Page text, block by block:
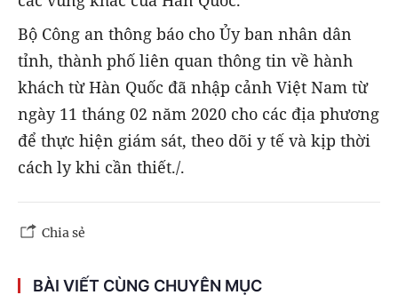
Bộ Công an thông báo cho Ủy ban nhân dân
tỉnh, thành phố liên quan thông tin về hành
khách từ Hàn Quốc đã nhập cảnh Việt Nam từ
ngày 11 tháng 02 năm 2020 cho các địa phương
để thực hiện giám sát, theo dõi y tế và kịp thời
cách ly khi cần thiết./.
Chia sẻ
BÀI VIẾT CÙNG CHUYÊN MỤC